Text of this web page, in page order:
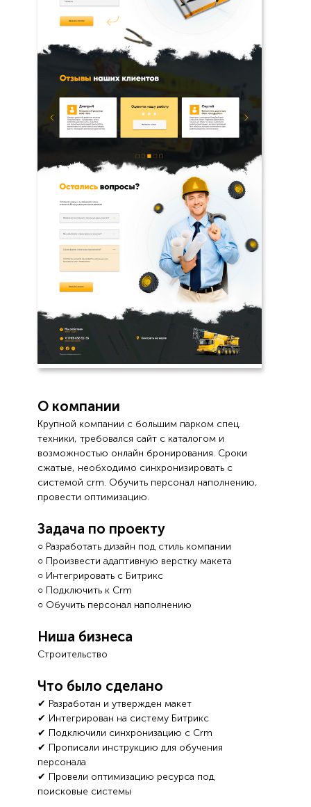
О компании
Крупной компании с большим парком спец.
техники, требовался сайт с каталогом и
возможностью онлайн бронирования. Сроки
сжатые, необходимо синхронизировать с
системой crm. Обучить персонал наполнению,
провести оптимизацию.
Задача по проекту
○ Разработать дизайн под стиль компании
○ Произвести адаптивную верстку макета
○ Интегрировать с Битрикс
○ Подключить к Crm
○ Обучить персонал наполнению
Ниша бизнеса
Строительство
Что было сделано
✔ Разработан и утвержден макет
✔ Интегрирован на систему Битрикс
✔ Подключили синхронизацию с Crm
✔ Прописали инструкцию для обучения
персонала
✔ Провели оптимизацию ресурса под
поисковые системы